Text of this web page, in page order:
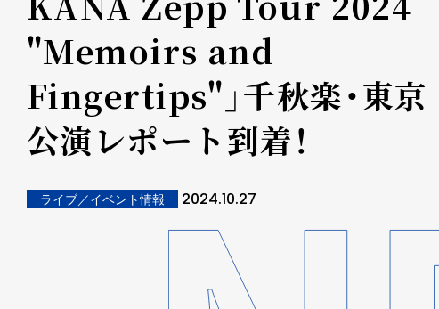
"Memoirs and
Fingertips"」千秋楽・東京
公演レポート到着！
ライブ／イベント情報 2024.10.27